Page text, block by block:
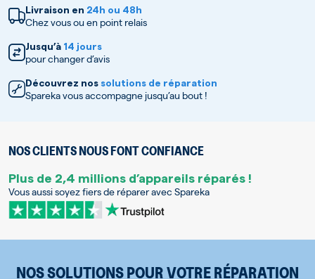
Livraison en 24h ou 48h
Chez vous ou en point relais
Jusqu’à 14 jours
pour changer d’avis
Découvrez nos solutions de réparation
Spareka vous accompagne jusqu’au bout !
NOS CLIENTS NOUS FONT CONFIANCE
Plus de 2,4 millions d’appareils réparés !
Vous aussi soyez fiers de réparer avec Spareka
NOS SOLUTIONS POUR VOTRE RÉPARATION